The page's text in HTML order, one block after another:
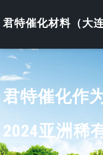
to君特催化材料（大
君特催化作
2024亚洲稀